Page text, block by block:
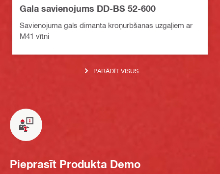
Gala savienojums DD-BS 52-600
Savienojuma gals dimanta kroņurbšanas uzgaļiem ar
M41 vītni
PARĀDĪT VISUS
Pieprasīt Produkta Demo